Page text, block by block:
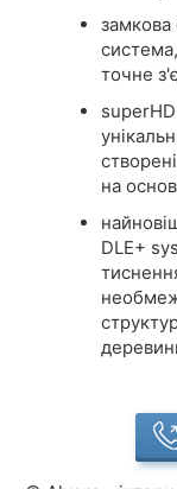
точне
на
DLE+